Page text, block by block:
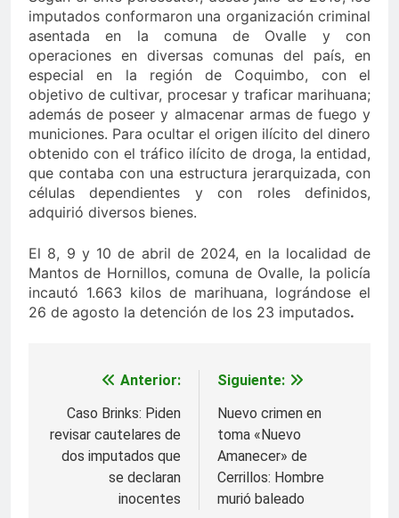
imputados conformaron una organización criminal
asentada en la comuna de Ovalle y con
operaciones en diversas comunas del país, en
especial en la región de Coquimbo, con el
objetivo de cultivar, procesar y traficar marihuana;
además de poseer y almacenar armas de fuego y
municiones. Para ocultar el origen ilícito del dinero
obtenido con el tráfico ilícito de droga, la entidad,
que contaba con una estructura jerarquizada, con
células dependientes y con roles definidos,
adquirió diversos bienes.
El 8, 9 y 10 de abril de 2024, en la localidad de
Mantos de Hornillos, comuna de Ovalle, la policía
incautó 1.663 kilos de marihuana, lográndose el
26 de agosto la detención de los 23 imputados.
Navegación
de
entradas
Anterior:
Caso Brinks: Piden
revisar cautelares de
dos imputados que
se declaran
inocentes
Siguiente:
Nuevo crimen en
toma «Nuevo
Amanecer» de
Cerrillos: Hombre
murió baleado